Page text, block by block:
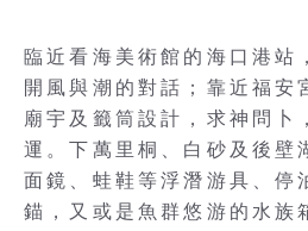
臨近看海美術館的海口港站
開風與潮的對話；靠近福安
廟宇及籤筒設計，求神問卜
運。下萬里桐、白砂及後壁
面鏡、蛙鞋等浮潛游具、停
錨，又或是魚群悠游的水族